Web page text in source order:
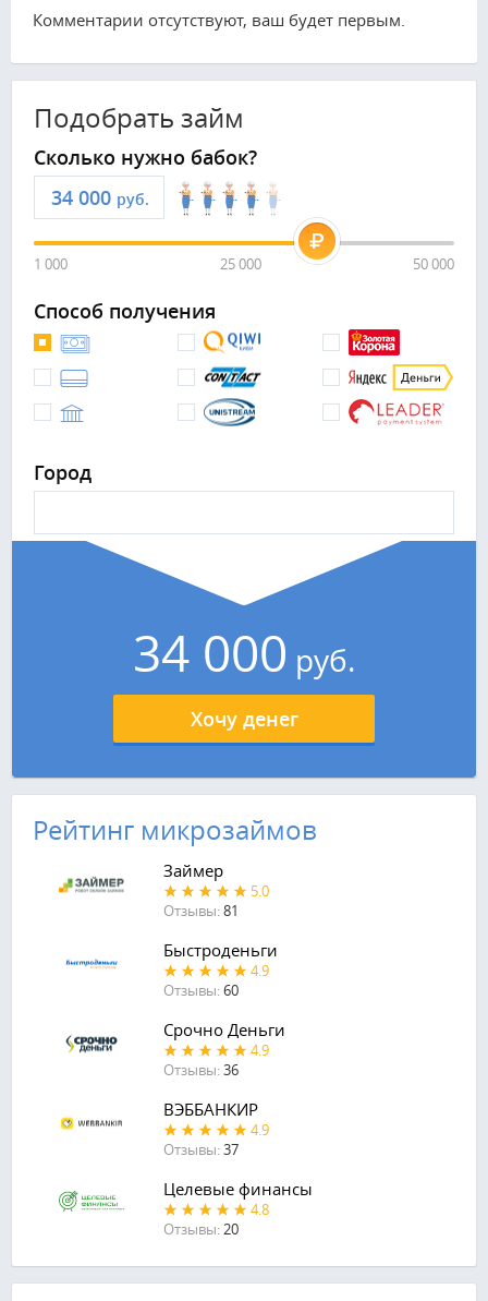
Комментарии отсутствуют, ваш будет первым.
Подобрать займ
Сколько нужно бабок?
руб.
1 000 25 000 50 000
Способ получения
Город
34 000 руб.
Хочу денег
Рейтинг микрозаймов
Займер
5.0
Отзывы:81
Быстроденьги
4.9
Отзывы:60
Срочно Деньги
4.9
Отзывы:36
ВЭББАНКИР
4.9
Отзывы:37
Целевые финансы
4.8
Отзывы:20